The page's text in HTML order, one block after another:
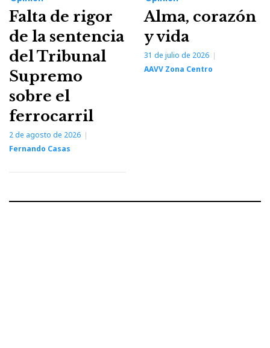
Falta de rigor
de la sentencia
del Tribunal
Supremo
sobre el
ferrocarril
2 de agosto de 2026
Fernando Casas
Alma, corazón
y vida
31 de julio de 2026
AAVV Zona Centro